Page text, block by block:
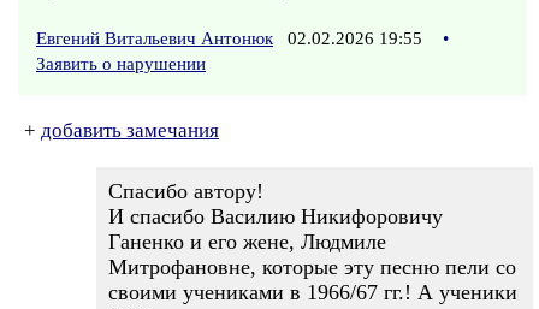
Евгений Витальевич Антонюк 02.02.2026 19:55
•
Заявить о нарушении
+ добавить замечания
Спасибо автору!
И спасибо Василию Никифоровичу
Ганенко и его жене, Людмиле
Митрофановне, которые эту песню пели со
своими учениками в 1966/67 гг.! А ученики